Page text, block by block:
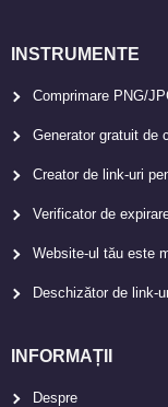
INSTRUMENTE
Comprimare PNG/
Generator gratuit de
Creator de link-uri
Verificator de
Website-ul tău este
Deschizător de link-
INFORMAȚII
Despre